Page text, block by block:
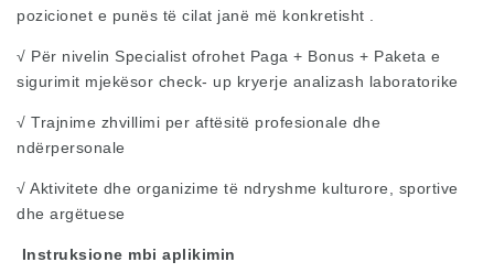
pozicionet e punës të cilat janë më konkretisht .
√ Për nivelin Specialist ofrohet Paga + Bonus + Paketa e
sigurimit mjekësor check- up kryerje analizash laboratorike
√ Trajnime zhvillimi per aftësitë profesionale dhe
ndërpersonale
√ Aktivitete dhe organizime të ndryshme kulturore, sportive
dhe argëtuese
Instruksione mbi aplikimin